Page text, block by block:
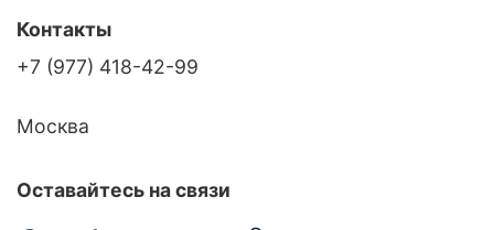
Контакты
+7 (977) 418-42-99
Москва
Оставайтесь на связи